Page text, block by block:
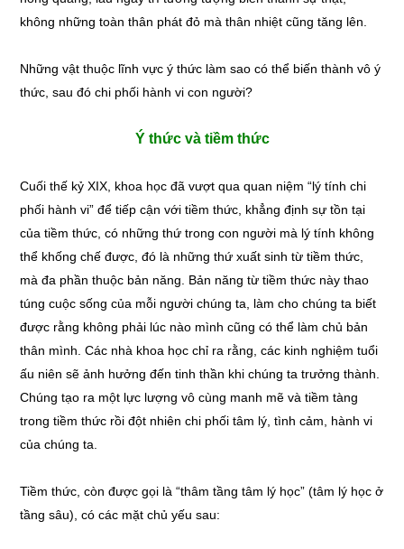
không những toàn thân phát đỏ mà thân nhiệt cũng tăng lên.
Những vật thuộc lĩnh vực ý thức làm sao có thể biến thành vô ý
thức, sau đó chi phối hành vi con người?
Ý thức và tiềm thức
Cuối thế kỷ XIX, khoa học đã vượt qua quan niệm “lý tính chi
phối hành vi” để tiếp cận với tiềm thức, khẳng định sự tồn tại
của tiềm thức, có những thứ trong con người mà lý tính không
thể khống chế được, đó là những thứ xuất sinh từ tiềm thức,
mà đa phần thuộc bản năng. Bản năng từ tiềm thức này thao
túng cuộc sống của mỗi người chúng ta, làm cho chúng ta biết
được rằng không phải lúc nào mình cũng có thể làm chủ bản
thân mình. Các nhà khoa học chỉ ra rằng, các kinh nghiệm tuổi
ấu niên sẽ ảnh hưởng đến tinh thần khi chúng ta trưởng thành.
Chúng tạo ra một lực lượng vô cùng manh mẽ và tiềm tàng
trong tiềm thức rồi đột nhiên chi phối tâm lý, tình cảm, hành vi
của chúng ta.
Tiềm thức, còn được gọi là “thâm tầng tâm lý học” (tâm lý học ở
tầng sâu), có các mặt chủ yếu sau: